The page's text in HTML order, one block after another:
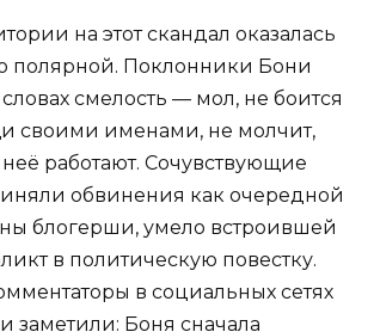
на этот скандал оказалась
полярной. Поклонники Бони
смелость — мол, не боится
своими именами, не молчит,
работают. Сочувствующие
обвинения как очередной
блогерши, умело встроившей
в политическую повестку.
в социальных сетях
заметили: Боня сначала